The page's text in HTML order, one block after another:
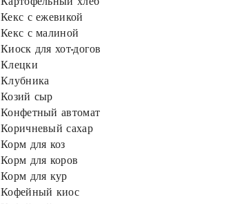
Кекс с ежевикой
Кекс с малиной
Киоск для хот-догов
Клецки
Клубника
Козий сыр
Конфетный автомат
Коричневый сахар
Корм для коз
Корм для коров
Корм для кур
Кофейный киос